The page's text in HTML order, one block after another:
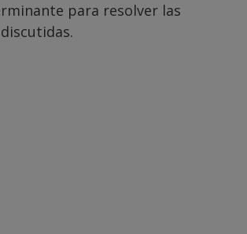
para resolver las